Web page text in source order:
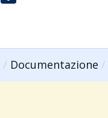
Documentazione